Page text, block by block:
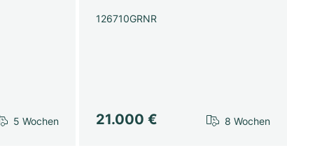
5 Wochen
126710GRNR
21.000 € 8 Wochen